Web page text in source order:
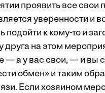
проявить все свои
уверенности и
подойти к кому-то и
друга на этом
— а у вас свои, — и вы
обмен» и таким
Если хозяином